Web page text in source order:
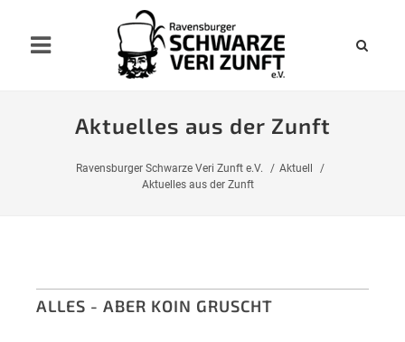
Aktuelles aus der Zunft
Ravensburger Schwarze Veri Zunft e.V.
Aktuell
Aktuelles aus der Zunft
ALLES - ABER KOIN GRUSCHT